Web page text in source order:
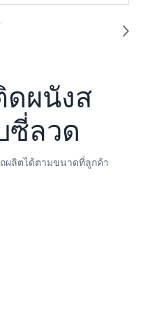
ดผนังส
ซี่ลวด
ผลิตได้ตามขนาดที่ลูกค้า